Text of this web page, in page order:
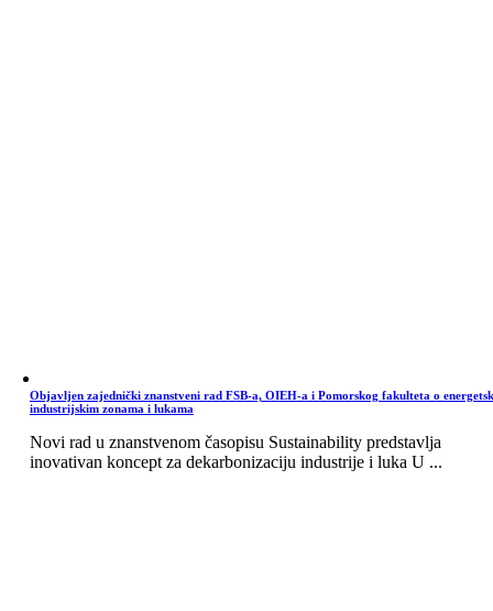
Objavljen zajednički znanstveni rad FSB-a, OIEH-a i Pomorskog fakulteta o
industrijskim zonama i lukama
Novi rad u znanstvenom časopisu Sustainability predstavlja
inovativan koncept za dekarbonizaciju industrije i luka U ...